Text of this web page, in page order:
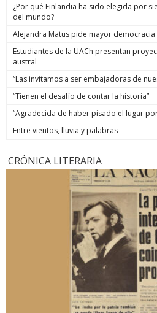
¿Por qué Finlandia ha sido elegida por
del mundo?
Alejandra Matus pide mayor democracia
Estudiantes de la UACh presentan
austral
“Las invitamos a ser embajadoras de
“Tienen el desafío de contar la historia”
“Agradecida de haber pisado el lugar
Entre vientos, lluvia y palabras
CRÓNICA LITERARIA